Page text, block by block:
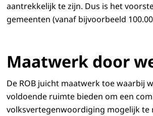
aantrekkelijk te zijn. Dus is het
gemeenten (vanaf bijvoorbeeld
Maatwerk door
De ROB juicht maatwerk toe waarbij
voldoende ruimte bieden om een
volksvertegenwoordiging mogelijk te